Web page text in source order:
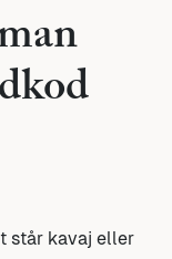
står kavaj eller